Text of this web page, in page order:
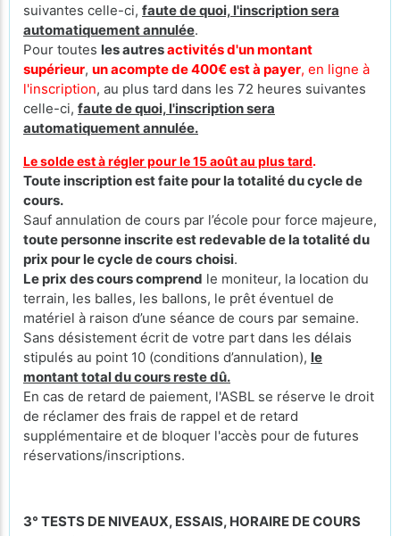
suivantes celle-ci, faute de quoi, l'inscription sera
automatiquement annulée.
Pour toutes les autresactivités d'un montant
supérieur, un acompte de 400€ est à payer, en ligne à
l'inscription, au plus tard dans les 72 heures suivantes
celle-ci, faute de quoi, l'inscription sera
automatiquement annulée.
Le solde est à régler pour le 15 août au plus tard.
Toute inscription est faite pour la totalité du cycle de
cours.
Sauf annulation de cours par l’école pour force majeure,
toute personne inscrite est redevable de la totalité du
prix pour le cycle de cours choisi.
Le prix des cours comprend le moniteur, la location du
terrain, les balles, les ballons, le prêt éventuel de
matériel à raison d’une séance de cours par semaine.
Sans désistement écrit de votre part dans les délais
stipulés au point 10 (conditions d’annulation), le
montant total du cours reste dû.
En cas de retard de paiement, l'ASBL se réserve le droit
de réclamer des frais de rappel et de retard
supplémentaire et de bloquer l'accès pour de futures
réservations/inscriptions.
3° TESTS DE NIVEAUX, ESSAIS, HORAIRE DE COURS